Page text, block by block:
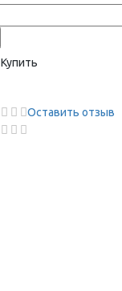
Купить
Оставить отзыв